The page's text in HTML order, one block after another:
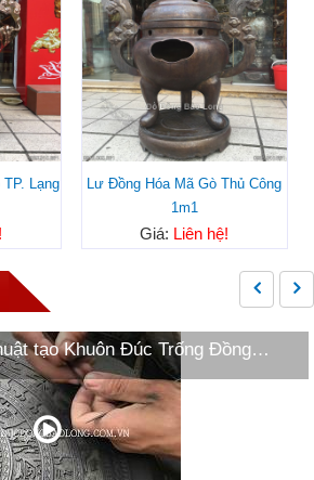
Lạng
Lư Đồng Hóa Mã Gò Thủ Công
1m1
Giá: Liên hệ!
tạo Khuôn Đúc Trống Đồng